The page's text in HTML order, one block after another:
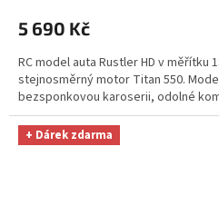
5 690 Kč
RC model auta Rustler HD v měřítku
stejnosměrný motor Titan 550.
bezsponkovou karoserii, odolné
+ Dárek zdarma